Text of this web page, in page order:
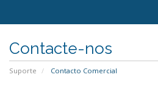
Contacte-nos
Suporte Contacto Comercial